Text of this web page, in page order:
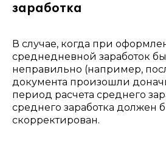
заработка
В случае, когда при
среднедневной заработок
неправильно (например,
документа произошли
период расчета среднего
среднего заработка должен
скорректирован.